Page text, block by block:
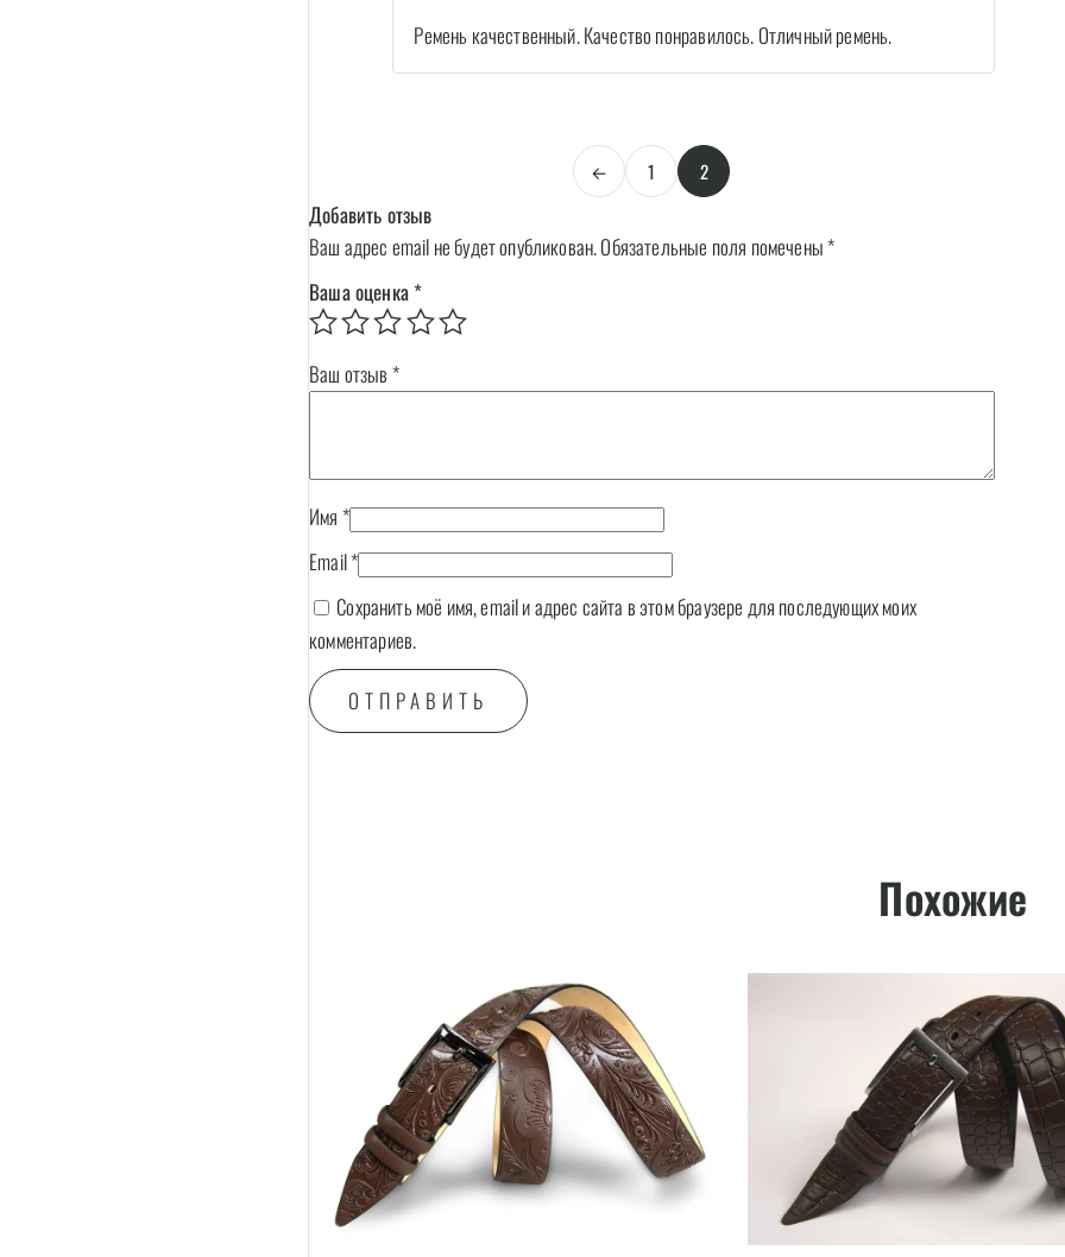
из 5
Ремень качественный. Качество понравилось. Отличный ремень.
← 1 2
Добавить отзыв
Ваш адрес email не будет опубликован.Обязательные поля помечены*
Ваша оценка *
Ваш отзыв *
Имя *
Email*
Сохранить моё имя, email и адрес сайта в этом браузере для последующих моих
комментариев.
Похожие